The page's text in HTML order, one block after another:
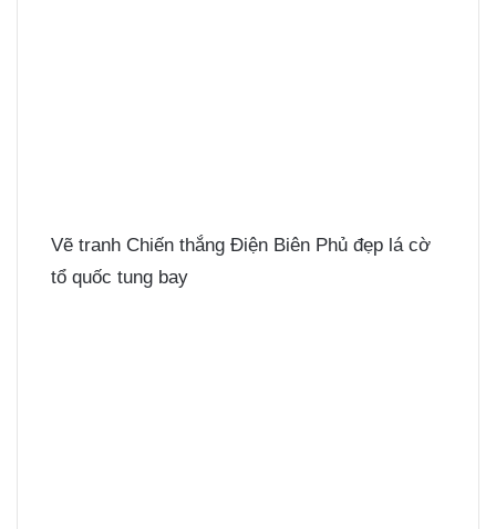
Vẽ tranh Chiến thắng Điện Biên Phủ đẹp lá cờ
tổ quốc tung bay